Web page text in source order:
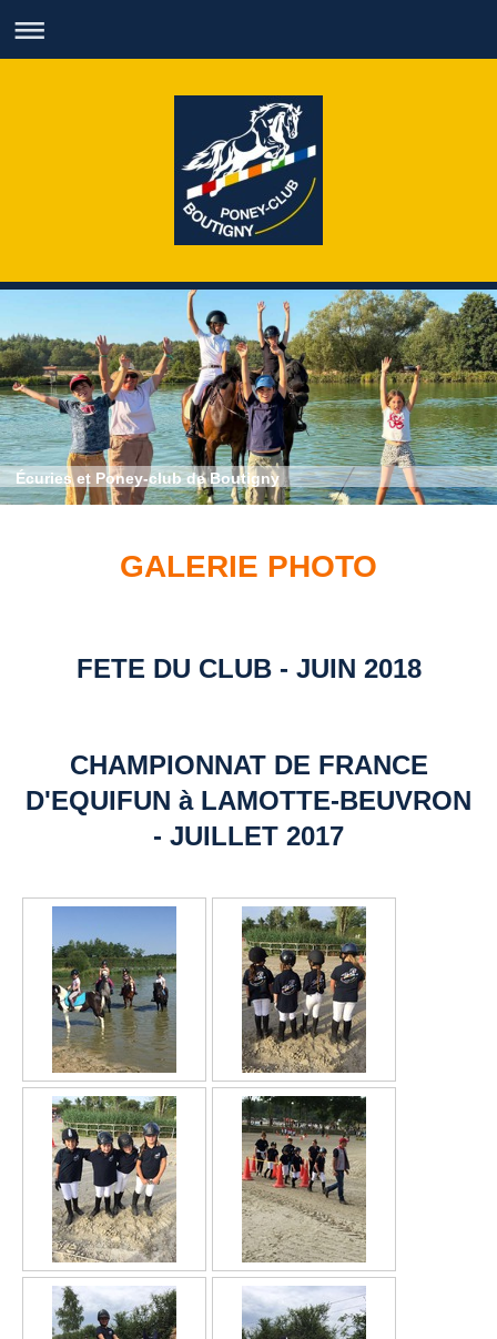
Écuries et Poney-club de Boutigny
GALERIE PHOTO
FETE DU CLUB - JUIN 2018
CHAMPIONNAT DE FRANCE
D'EQUIFUN à LAMOTTE-BEUVRON
- JUILLET 2017